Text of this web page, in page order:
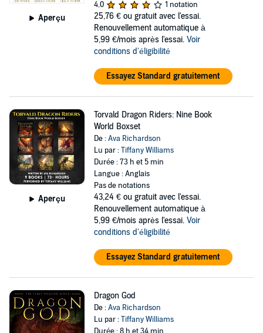
Aperçu
4,0
1 notation
25,76 € ou gratuit avec l'essai.
Renouvellement automatique à
5,99 €/mois après l'essai. Voir
conditions d'éligibilité
Essayez Standard gratuitement
Aperçu
Torvald Dragon Riders: Nine Book
World Boxset
De :Ava Richardson
Lu par :Tiffany Williams
Durée : 73 h et 5 min
Langue : Anglais
Pas de notations
43,24 € ou gratuit avec l'essai.
Renouvellement automatique à
5,99 €/mois après l'essai. Voir
conditions d'éligibilité
Essayez Standard gratuitement
Dragon God
De :Ava Richardson
Lu par :Tiffany Williams